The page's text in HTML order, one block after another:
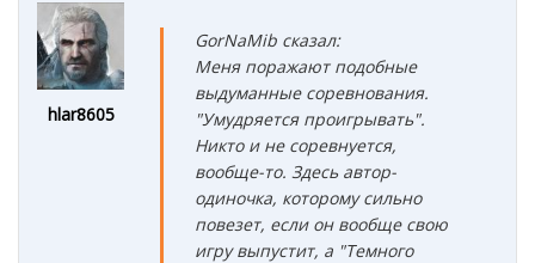
hlar8605
GorNaMib сказал:
Меня поражают подобные
выдуманные соревнования.
"Умудряется проигрывать".
Никто и не соревнуется,
вообще-то. Здесь автор-
одиночка, которому сильно
повезет, если он вообще свою
игру выпустит, а "Темного